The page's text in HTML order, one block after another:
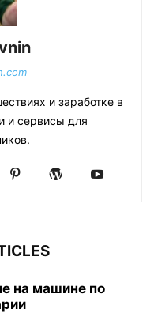
и заработке в
и сервисы для
на машине по